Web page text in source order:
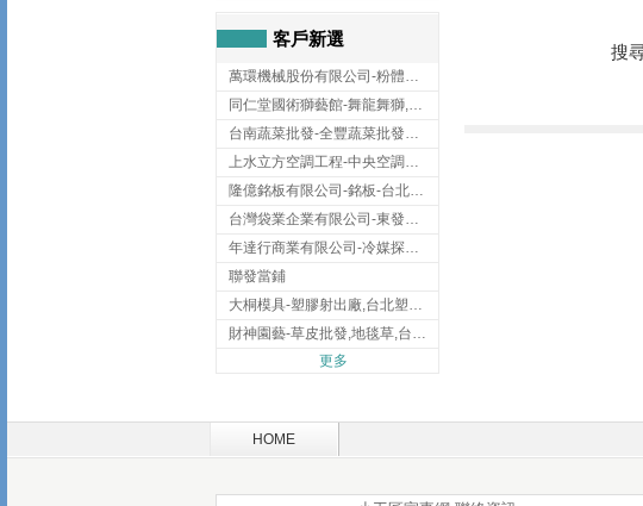
客戶新選
萬環機械股份有限公司-粉體塗裝設備,輸送機,輸送機設備,台南輸送機
同仁堂國術獅藝館-舞龍舞獅,台中舞龍舞獅
台南蔬菜批發-全豐蔬菜批發專送/台南蔬菜箱宅配到府
上水立方空調工程-中央空調規劃,台北中央空調規劃
隆億銘板有限公司-銘板-台北銘板-板橋銘板
台灣袋業企業有限公司-東發企業社/台中太空袋/太空包
年達行商業有限公司-冷媒探漏儀,壓力錶組,真空泵浦,台北冷凍空調材料
聯發當鋪
大桐模具-塑膠射出廠,台北塑膠射出廠
財神園藝-草皮批發,地毯草,台北草,彰化地毯草,彰化台北草
更多
搜
HOME